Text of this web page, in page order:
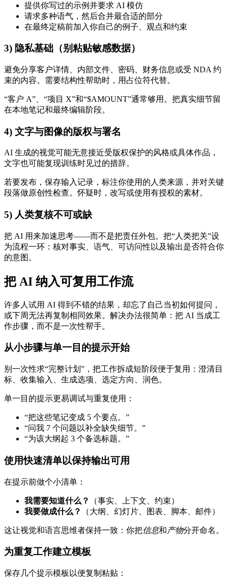
提供你写过的示例并要求 AI 模仿
请求多种语气，然后合并最合适的部分
在最终定稿前加入你自己的例子、观点和约束
3) 隐私基础（别粘贴敏感数据）
避免分享客户详情、内部文件、密码、财务信息或受 NDA 约
束的内容。需要结构性帮助时，用占位符代替。
“客户 A”、“项目 X”和“$AMOUNT”通常够用。把真实细节留
在本地笔记和最终编辑阶段。
4) 文字与图像的版权与署名
AI 生成的视觉可能无意接近受版权保护的风格或具体作品，
文字也可能复现训练时见过的措辞。
若要发布，保存输入记录，标注你使用的人类来源，并对关键
段落做原创性检查。怀疑时，改写或使用有授权的素材。
5) 人类复核不可或缺
把 AI 用来加速思考——而不是把责任外包。把“人类把关”设
为流程一环：核对事实、语气、可访问性以及输出是否符合你
的意图。
把 AI 纳入可复用工作流
许多人试用 AI 得到不错的结果，却忘了自己当初如何提问，
或下周无法再复制相同效果。解决办法很简单：把 AI 当成工
作步骤，而不是一次性帮手。
从小步骤与单一目的提示开始
别一次性求“完整计划”，把工作拆成短阶段便于复用：澄清目
标、收集输入、生成选项、选定方向、润色。
单一目的提示更易调试与重复使用：
“把这些笔记变成 5 个要点。”
“问我 7 个问题以补全缺失细节。”
“为该大纲起 3 个备选标题。”
使用快速清单以保持输出可用
在提示前做个小清单：
我需要知道什么？
（事实、上下文、约束）
我要做成什么？
（大纲、幻灯片、图表、脚本、邮件）
这让视觉和语言思维者保持一致：你把信息和产物分开命名。
为重复工作建立模板
保存几个提示模板以便复制粘贴：